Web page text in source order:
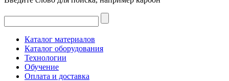
Каталог материалов
Каталог оборудования
Технологии
Обучение
Оплата и доставка